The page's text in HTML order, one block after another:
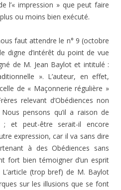
l’« impres­sion » que peut faire
ou moins bien exécuté.
faut attendre le n° 9 (octobre
digne d’inté­rêt du point de vue
de M. Jean Baylot et intitulé :
». L’auteur, en effet,
de « Maçonnerie régulière »
relevant d’Obédiences non
pensons qu’il a raison de
et peut-être serait-il encore
expression, car il va sans dire
à des Obédiences sans
fort bien témoigner d’un esprit
(trop bref) de M. Baylot
sur les illusions que se font